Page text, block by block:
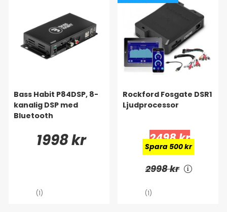
Bass Habit P84DSP, 8-
kanalig DSP med
Bluetooth
1998 kr
(1)
Rockford Fosgate DSR1
Ljudprocessor
2498 kr
Spara 500 kr
2998 kr
(1)